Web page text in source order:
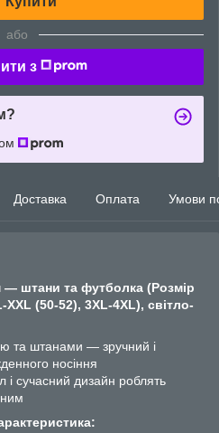
або
з
Доставка Оплата Умови
штани та футболка (Розмір
(50-52), 3XL-4XL), світло-
та штанами — зручний і
носіння
і сучасний дизайн роблять